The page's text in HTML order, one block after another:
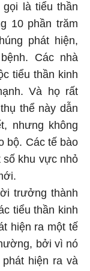
là tiểu thần
10 phần trăm
phát hiện,
Các nhà
tiểu thần kinh
Và họ rất
thể này dẫn
nhưng không
bộ. Các tế bào
khu vực nhỏ
trưởng thành
tiểu thần kinh
hiện ra một tế
bởi vì nó
hiện ra và